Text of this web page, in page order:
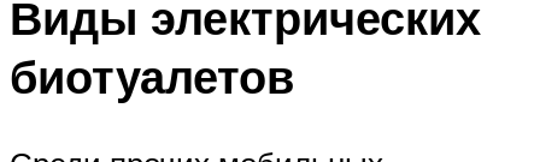
Виды электрических
биотуалетов